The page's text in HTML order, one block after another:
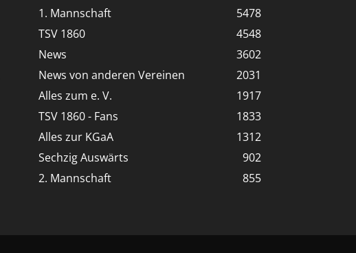
1. Mannschaft
5478
TSV 1860
4548
News
3602
News von anderen Vereinen
2031
Alles zum e. V.
1917
TSV 1860 - Fans
1833
Alles zur KGaA
1312
Sechzig Auswärts
902
2. Mannschaft
855